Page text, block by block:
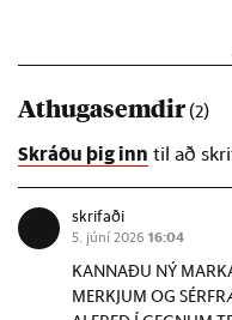
Athugasemdir(2)
Skráðu þig inn til að
skrifaði
5. júní 2026 16:04
KANNAÐU NÝ
MERKJUM OG